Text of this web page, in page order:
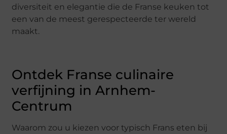
diversiteit en elegantie die de Franse keuken tot
een van de meest gerespecteerde ter wereld
maakt.
Ontdek Franse culinaire
verfijning in Arnhem-
Centrum
Waarom zou u kiezen voor typisch Frans eten bij